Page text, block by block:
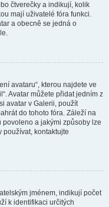
čtverečky a indikují, kolik
mají uživatelé fóra funkci.
a obecně se jedná o
avataru“, kterou najdete ve
Avatar můžete přidat jedním z
avatar v Galerii, použít
do tohoto fóra. Záleží na
a jakými způsoby lze
používat, kontaktujte
jménem, indikují počet
k identifikaci určitých